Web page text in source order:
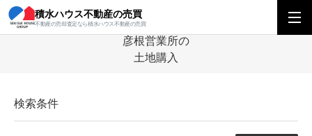
積水ハウス不動産の売買
不動産の売却査定なら積水ハウス不動産の売買
積水ハウス不動産の売買 関西エリア 彦根営業
彦根営業所の
土地購入
検索条件